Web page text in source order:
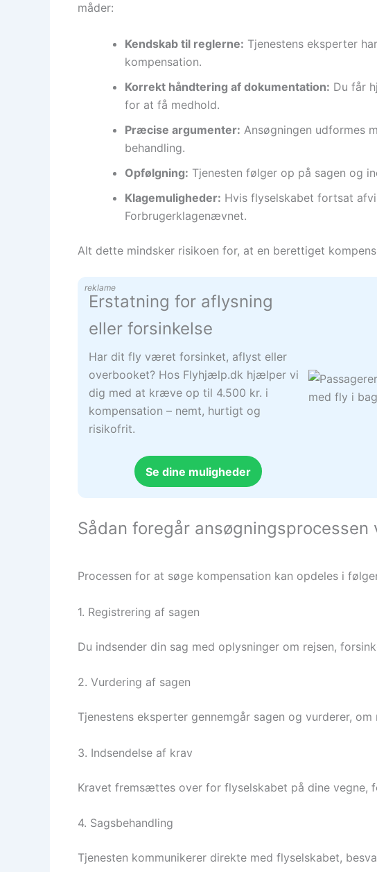
måder:
Kendskab til reglerne: Tjenestens eksperter
kompensation.
Korrekt håndtering af dokumentation: Du får
for at få medhold.
Præcise argumenter: Ansøgningen udformes
behandling.
Opfølgning: Tjenesten følger op på sagen og
Klagemuligheder: Hvis flyselskabet fortsat
Forbrugerklagenævnet.
Alt dette mindsker risikoen for, at en berettiget
reklame
Erstatning for aflysning
eller forsinkelse
Har dit fly været forsinket, aflyst eller
overbooket? Hos Flyhjælp.dk hjælper vi
dig med at kræve op til 4.500 kr. i
kompensation – nemt, hurtigt og
risikofrit.
Se dine muligheder
Sådan foregår ansøgningsprocessen
Processen for at søge kompensation kan opdeles i
1. Registrering af sagen
Du indsender din sag med oplysninger om rejsen,
2. Vurdering af sagen
Tjenestens eksperter gennemgår sagen og vurderer,
3. Indsendelse af krav
Kravet fremsættes over for flyselskabet på dine vegne,
4. Sagsbehandling
Tjenesten kommunikerer direkte med flyselskabet,